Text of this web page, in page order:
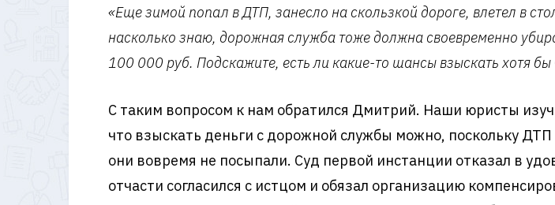
«Еще зимой попал в ДТП, занесло на скользкой дороге, влетел в
насколько знаю, дорожная служба тоже должна своевременно
100 000 руб. Подскажите, есть ли какие-то шансы взыскать хотя бы
С таким вопросом к нам обратился Дмитрий. Наши юристы
что взыскать деньги с дорожной службы можно, поскольку
они вовремя не посыпали. Суд первой инстанции отказал в
отчасти согласился с истцом и обязал организацию